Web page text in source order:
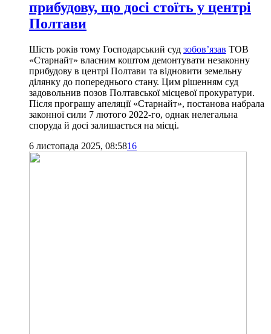
прибудову, що досі стоїть у центрі
Полтави
Шість років тому Господарський суд зобов’язав ТОВ
«Старнайт» власним коштом демонтувати незаконну
прибудову в центрі Полтави та відновити земельну
ділянку до попереднього стану. Цим рішенням суд
задовольнив позов Полтавської місцевої прокуратури.
Після програшу апеляції «Старнайт», постанова набрала
законної сили 7 лютого 2022-го, однак нелегальна
споруда й досі залишається на місці.
6 листопада 2025, 08:5816